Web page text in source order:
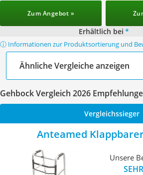
Zum Angebot »
Erhältlich bei *
ⓘ Informationen zur Produktsortierung und
Ähnliche Vergleiche anzeigen
Gehbock Vergleich 2026
Vergleichssieger
Anteamed
Unsere